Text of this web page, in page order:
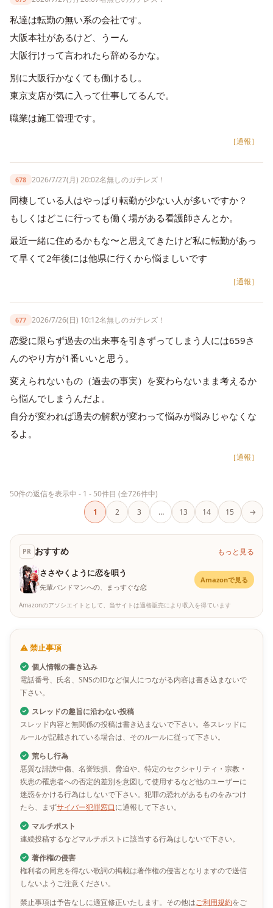
私達は転勤の無い系の会社です。
大阪本社があるけど、うーん
大阪行けって言われたら辞めるかな。
別に大阪行かなくても働けるし。
東京支店が気に入って仕事してるんで。
職業は施工管理です。
［通報］
678 2026/7/27(月) 20:02名無しのガチレズ！
同棲している人はやっぱり転勤が少ない人が多いですか？
もしくはどこに行っても働く場がある看護師さんとか。
最近一緒に住めるかもな〜と思えてきたけど私に転勤があっ
て早くて2年後には他県に行くから悩ましいです
［通報］
677 2026/7/26(日) 10:12名無しのガチレズ！
恋愛に限らず過去の出来事を引きずってしまう人には659さ
んのやり方が1番いいと思う。
変えられないもの（過去の事実）を変わらないまま考えるか
ら悩んでしまうんだよ。
自分が変われば過去の解釈が変わって悩みが悩みじゃなくな
るよ。
［通報］
50件の返信を表示中 - 1 - 50件目 (全726件中)
1
2 3 … 13 14 15 →
PR おすすめ もっと見る
ささやくように恋を唄う
先輩バンドマンへの、まっすぐな恋
Amazonで見る
Amazonのアソシエイトとして、当サイトは適格販売により収入を得ています
⚠ 禁止事項
個人情報の書き込み
電話番号、氏名、SNSのIDなど個人につながる内容は書き込まないで
下さい。
スレッドの趣旨に沿わない投稿
スレッド内容と無関係の投稿は書き込まないで下さい。各スレッドに
ルールが記載されている場合は、そのルールに従って下さい。
荒らし行為
悪質な誹謗中傷、名誉毀損、脅迫や、特定のセクシャリティ・宗教・
疾患の罹患者への否定的差別を意図して使用するなど他のユーザーに
迷惑をかける行為はしないで下さい。犯罪の恐れがあるものをみつけ
たら、まずサイバー犯罪窓口に通報して下さい。
マルチポスト
連続投稿するなどマルチポストに該当する行為はしないで下さい。
著作権の侵害
権利者の同意を得ない歌詞の掲載は著作権の侵害となりますので送信
しないようご注意ください。
禁止事項は予告なしに適宜修正いたします。その他はご利用規約をご